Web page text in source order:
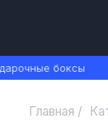
боксы
Главная / Каталог /